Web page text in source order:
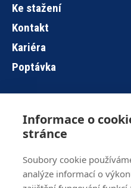
Informace o
stránce
Soubory cookie
analýze informací o
Ke stažení
Kontakt
Kariéra
Poptávka
Hlavní
Brno